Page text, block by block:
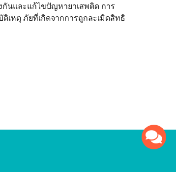
นและแก้ไขปัญหายาเสพติด การ
เหตุ ภัยที่เกิดจากการถูกละเมิดสิทธิ